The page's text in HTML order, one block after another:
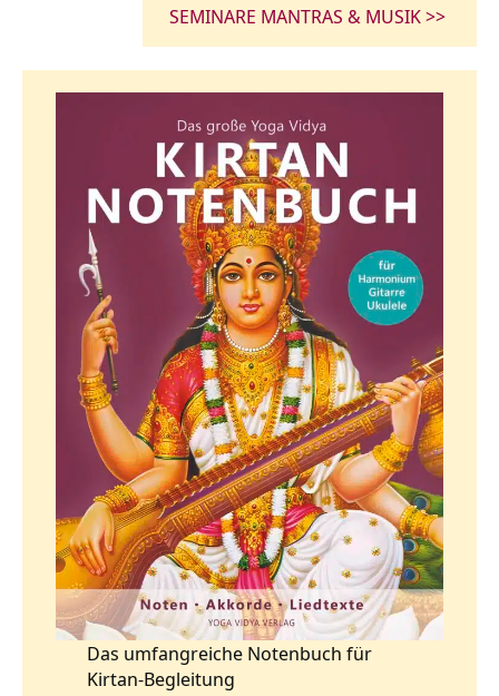
SEMINARE MANTRAS & MUSIK >>
Das umfangreiche Notenbuch für
Kirtan-Begleitung